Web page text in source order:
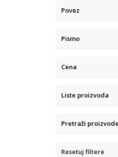
Resetuj filtere
Povez
Pismo
Cena
Liste proizvoda
Pretraži proizvode